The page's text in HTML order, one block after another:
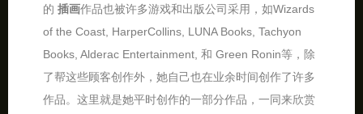
的 插画作品也被许多游戏和出版公司采用，如Wizards
of the Coast, HarperCollins, LUNA Books, Tachyon
Books, Alderac Entertainment, 和 Green Ronin等，除
了帮这些顾客创作外，她自己也在业余时间创作了许多
作品。这里就是她平时创作的一部分作品，一同来欣赏